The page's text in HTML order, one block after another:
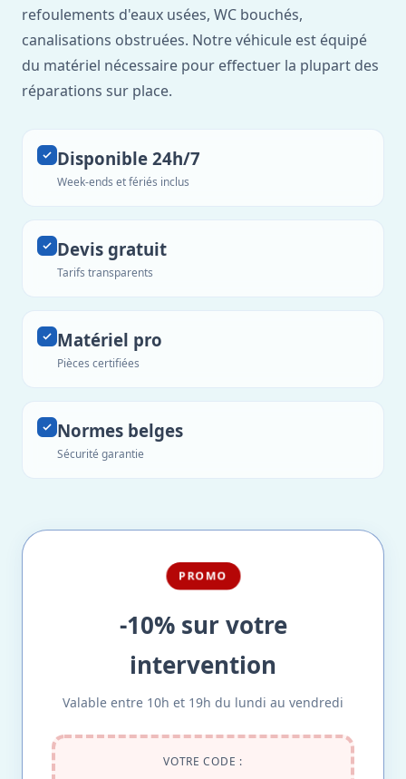
refoulements d'eaux usées, WC bouchés,
canalisations obstruées. Notre véhicule est équipé
du matériel nécessaire pour effectuer la plupart des
réparations sur place.
Disponible 24h/7
Week-ends et fériés inclus
Devis gratuit
Tarifs transparents
Matériel pro
Pièces certifiées
Normes belges
Sécurité garantie
PROMO
-10% sur votre
intervention
Valable entre 10h et 19h du lundi au vendredi
VOTRE CODE :